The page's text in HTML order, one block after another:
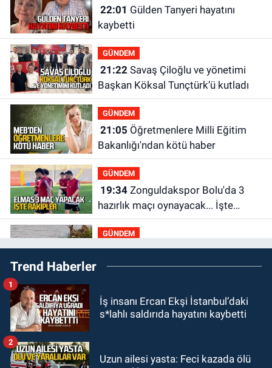
22:01
kaybetti
GÜNDEM
21:22Savaş Çiloğlu ve yönetimi
Başkan Köksal Tunçtürk’ü kutladı
GÜNDEM
21:05
Bakanlığı'ndan kötü haber
GÜNDEM
19:34Zonguldakspor Bolu'da 3
hazırlık maçı oynayacak... İşte
rakipler...
GÜNDEM
19:27Çaycuma ırmağında görüldü:
Görenler şaşkınlık yaşadı
19:12
Trend Haberler
İş insanı Ercan Ekşi İstanbul’daki
s*lahlı saldırıda hayatını kaybetti
1
Uzun ailesi yasta: Feci kazada ölü
2